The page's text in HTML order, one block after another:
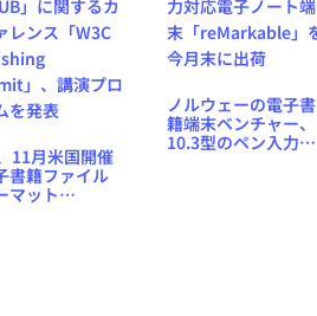
11月米国開催
書籍ファイル
マット
ノルウェーの電子書
籍端末ベンチャー、
10.3型のペン入力対